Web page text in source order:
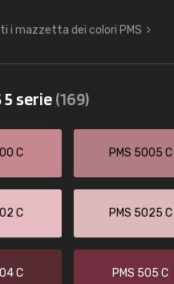
i mazzetta dei colori PMS
serie(169)
C PMS 5005 C
C PMS 5025 C
C PMS 505 C